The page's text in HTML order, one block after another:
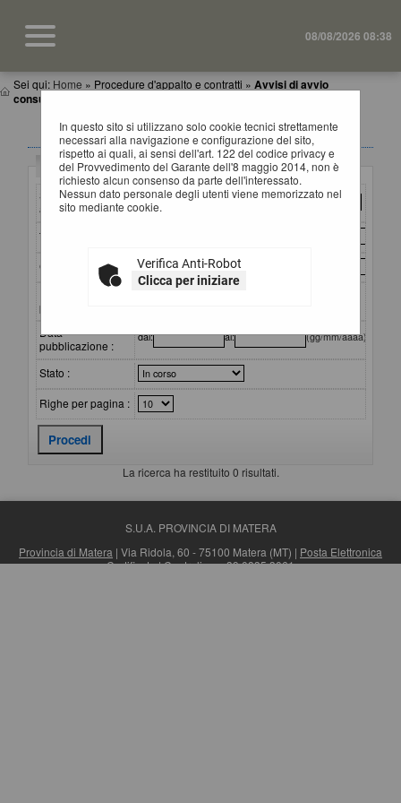
08/08/2026 08:38
Sei qui: Home » Procedure d'appalto e contratti » Avvisi di avvio
consultazione
In questo sito si utilizzano solo cookie tecnici strettamente
necessari alla navigazione e configurazione del sito,
rispetto ai quali, ai sensi dell'art. 122 del codice privacy e
del Provvedimento del Garante dell'8 maggio 2014, non è
richiesto alcun consenso da parte dell'interessato.
Nessun dato personale degli utenti viene memorizzato nel
sito mediante cookie.
Verifica Anti-Robot
Clicca per iniziare
AVVISI DI AVVIO CONSULTAZIONE
Criteri di ricerca
Stazione
appaltante :
Titolo :
CIG :
procedura :
Data
pubblicazione :
dal: al: (gg/mm/aaaa)
Stato :
Righe per pagina :
La ricerca ha restituito 0 risultati.
S.U.A. PROVINCIA DI MATERA
Provincia di Matera | Via Ridola, 60 - 75100 Matera (MT) | Posta Elettronica
Certificata| Centralino: +39 0835 3061